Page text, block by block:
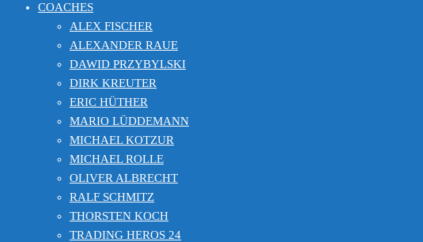
COACHES
ALEX FISCHER
ALEXANDER RAUE
DAWID PRZYBYLSKI
DIRK KREUTER
ERIC HÜTHER
MARIO LÜDDEMANN
MICHAEL KOTZUR
MICHAEL ROLLE
OLIVER ALBRECHT
RALF SCHMITZ
THORSTEN KOCH
TRADING HEROS 24